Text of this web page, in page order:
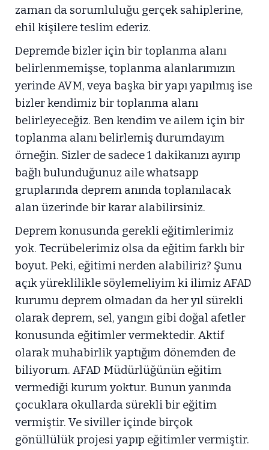
zaman da sorumluluğu gerçek sahiplerine,
ehil kişilere teslim ederiz.
Depremde bizler için bir toplanma alanı
belirlenmemişse, toplanma alanlarımızın
yerinde AVM, veya başka bir yapı yapılmış ise
bizler kendimiz bir toplanma alanı
belirleyeceğiz. Ben kendim ve ailem için bir
toplanma alanı belirlemiş durumdayım
örneğin. Sizler de sadece 1 dakikanızı ayırıp
bağlı bulunduğunuz aile whatsapp
gruplarında deprem anında toplanılacak
alan üzerinde bir karar alabilirsiniz.
Deprem konusunda gerekli eğitimlerimiz
yok. Tecrübelerimiz olsa da eğitim farklı bir
boyut. Peki, eğitimi nerden alabiliriz? Şunu
açık yüreklilikle söylemeliyim ki ilimiz AFAD
kurumu deprem olmadan da her yıl sürekli
olarak deprem, sel, yangın gibi doğal afetler
konusunda eğitimler vermektedir. Aktif
olarak muhabirlik yaptığım dönemden de
biliyorum. AFAD Müdürlüğünün eğitim
vermediği kurum yoktur. Bunun yanında
çocuklara okullarda sürekli bir eğitim
vermiştir. Ve siviller içinde birçok
gönüllülük projesi yapıp eğitimler vermiştir.